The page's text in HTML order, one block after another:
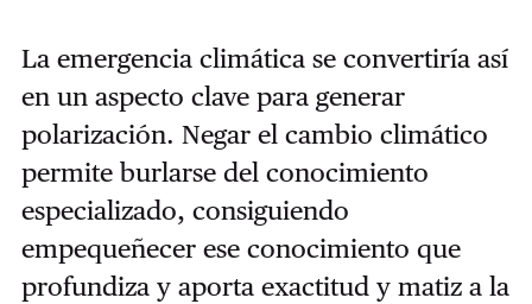
La emergencia climática se convertiría así
en un aspecto clave para generar
polarización. Negar el cambio climático
permite burlarse del conocimiento
especializado, consiguiendo
empequeñecer ese conocimiento que
profundiza y aporta exactitud y matiz a la